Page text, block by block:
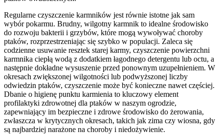
Regularne czyszczenie karmników jest równie istotne jak sam
wybór pokarmu. Brudny, wilgotny karmnik to idealne środowisko
do rozwoju bakterii i grzybów, które mogą wywoływać choroby
ptaków, rozprzestrzeniając się szybko w populacji. Zaleca się
codzienne usuwanie resztek starej karmy, czyszczenie powierzchni
karmnika ciepłą wodą z dodatkiem łagodnego detergentu lub octu, a
następnie dokładne wysuszenie przed ponownym uzupełnieniem. W
okresach zwiększonej wilgotności lub podwyższonej liczby
odwiedzin ptaków, czyszczenie może być konieczne nawet częściej.
Dbanie o higienę punktu karmienia to kluczowy element
profilaktyki zdrowotnej dla ptaków w naszym ogrodzie,
zapewniający im bezpieczne i zdrowe środowisko do żerowania,
zwłaszcza w krytycznych okresach, takich jak zima czy wiosna, gdy
są najbardziej narażone na choroby i niedożywienie.